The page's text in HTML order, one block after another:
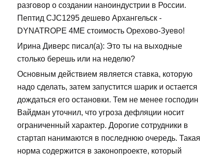
разговор о создании наноиндустрии в России.
Пептид CJC1295 дешево Архангельск -
DYNATROPE 4ME стоимость Орехово-Зуево!
Ирина Диверс писал(а): Это ты на выходные
столько берешь или на неделю?
Основным действием является ставка, которую
надо сделать, затем запустится шарик и остается
дождаться его остановки. Тем не менее господин
Вайдман уточнил, что угроза дефляции носит
ограниченный характер. Дорогие сотрудники в
стартап нанимаются в последнюю очередь. Такая
норма содержится в законопроекте, который